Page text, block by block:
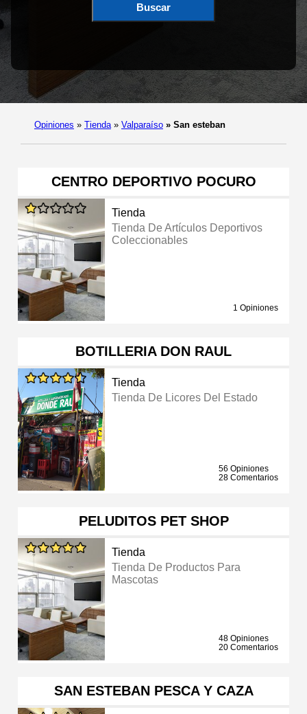
Buscar
Opiniones » Tienda » Valparaíso » San esteban
CENTRO DEPORTIVO POCURO
Tienda
Tienda De Artículos Deportivos
Coleccionables
1 Opiniones
BOTILLERIA DON RAUL
Tienda
Tienda De Licores Del Estado
56 Opiniones
28 Comentarios
PELUDITOS PET SHOP
Tienda
Tienda De Productos Para
Mascotas
48 Opiniones
20 Comentarios
SAN ESTEBAN PESCA Y CAZA